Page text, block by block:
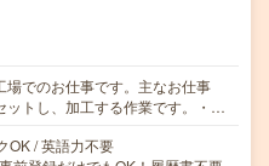
場でのお仕事です。主なお仕事
ットし、加工する作業です。・…
OK / 英語力不要